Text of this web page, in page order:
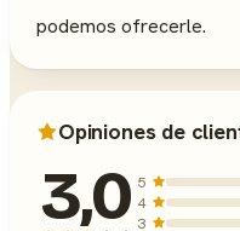
podemos ofrecerle.
Opiniones de
3,0 5
4
3